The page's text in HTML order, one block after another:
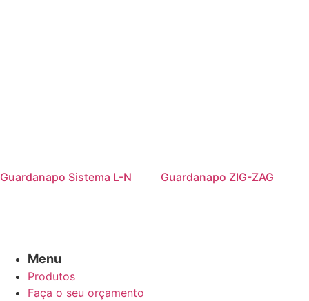
Guardanapo Sistema L-N Guardanapo ZIG-ZAG
Menu
Produtos
Faça o seu orçamento